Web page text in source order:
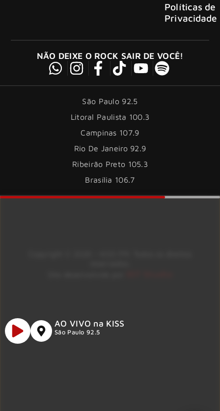
Políticas de
Privacidade
NÃO DEIXE O ROCK SAIR DE VOCÊ!
São Paulo 92.5
Litoral Paulista 100.3
Campinas 107.9
Rio De Janeiro 92.9
Ribeirão Preto 105.3
Brasília 106.7
AO VIVO na KISS
São Paulo 92.5